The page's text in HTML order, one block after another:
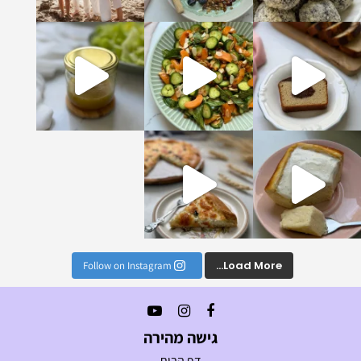
והמזינים שתכ
לויניגרט הכי מושלם וטעים שתכינו, הוא יעב
הכי טעימים וקלים
Load More...
Follow on Instagram
גישה מהירה